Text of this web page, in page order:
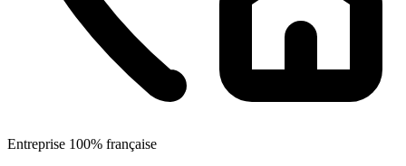
Entreprise 100% française